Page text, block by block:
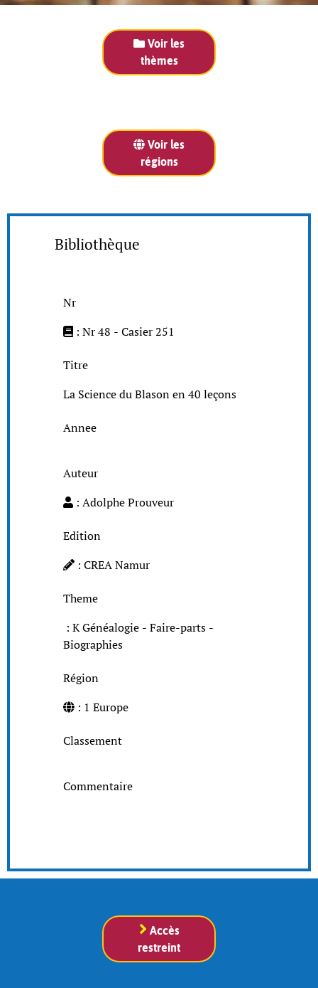
Voir les
thèmes
Voir les
régions
Bibliothèque
Nr
: Nr 48 - Casier 251
Titre
La Science du Blason en 40 leçons
Annee
Auteur
: Adolphe Prouveur
Edition
: CREA Namur
Theme
: K Généalogie - Faire-parts -
Biographies
Région
: 1 Europe
Classement
Commentaire
Accès
restreint